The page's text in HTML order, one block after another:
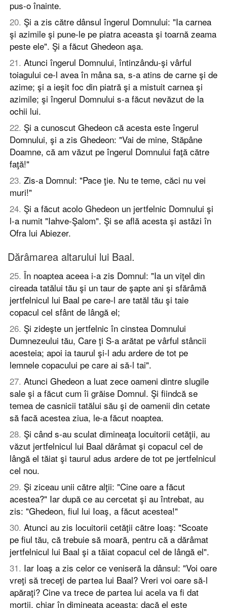
pus-o înainte.
20. Şi a zis către dânsul îngerul Domnului: "Ia carnea
şi azimile şi pune-le pe piatra aceasta şi toarnă zeama
peste ele". Şi a făcut Ghedeon aşa.
21. Atunci îngerul Domnului, întinzându-şi vârful
toiagului ce-l avea în mâna sa, s-a atins de carne şi de
azime; şi a ieşit foc din piatră şi a mistuit carnea şi
azimile; şi îngerul Domnului s-a făcut nevăzut de la
ochii lui.
22. Şi a cunoscut Ghedeon că acesta este îngerul
Domnului, şi a zis Ghedeon: "Vai de mine, Stăpâne
Doamne, că am văzut pe îngerul Domnului faţă către
faţă!"
23. Zis-a Domnul: "Pace ţie. Nu te teme, căci nu vei
muri!"
24. Şi a făcut acolo Ghedeon un jertfelnic Domnului şi
l-a numit "Iahve-Şalom". Şi se află acesta şi astăzi în
Ofra lui Abiezer.
Dărâmarea altarului lui Baal.
25. În noaptea aceea i-a zis Domnul: "Ia un viţel din
cireada tatălui tău şi un taur de şapte ani şi sfărâmă
jertfelnicul lui Baal pe care-l are tatăl tău şi taie
copacul cel sfânt de lângă el;
26. Şi zideşte un jertfelnic în cinstea Domnului
Dumnezeului tău, Care ţi S-a arătat pe vârful stâncii
acesteia; apoi ia taurul şi-l adu ardere de tot pe
lemnele copacului pe care ai să-l tai".
27. Atunci Ghedeon a luat zece oameni dintre slugile
sale şi a făcut cum îi grăise Domnul. Şi fiindcă se
temea de casnicii tatălui său şi de oamenii din cetate
să facă acestea ziua, le-a făcut noaptea.
28. Şi când s-au sculat dimineaţa locuitorii cetăţii, au
văzut jertfelnicul lui Baal dărâmat şi copacul cel de
lângă el tăiat şi taurul adus ardere de tot pe jertfelnicul
cel nou.
29. Şi ziceau unii către alţii: "Cine oare a făcut
acestea?" Iar după ce au cercetat şi au întrebat, au
zis: "Ghedeon, fiul lui Ioaş, a făcut acestea!"
30. Atunci au zis locuitorii cetăţii către Ioaş: "Scoate
pe fiul tău, că trebuie să moară, pentru că a dărâmat
jertfelnicul lui Baal şi a tăiat copacul cel de lângă el".
31. Iar Ioaş a zis celor ce veniseră la dânsul: "Voi oare
vreţi să treceţi de partea lui Baal? Vreri voi oare să-l
apăraţi? Cine va trece de partea lui acela va fi dat
morţii, chiar în dimineaţa aceasta; dacă el este